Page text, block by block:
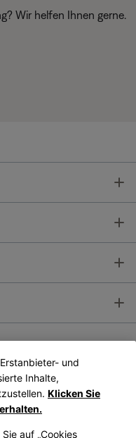
Wir helfen Ihnen gerne.
Bose Connect
und
Inhalte,
Klicken Sie
auf „Cookies